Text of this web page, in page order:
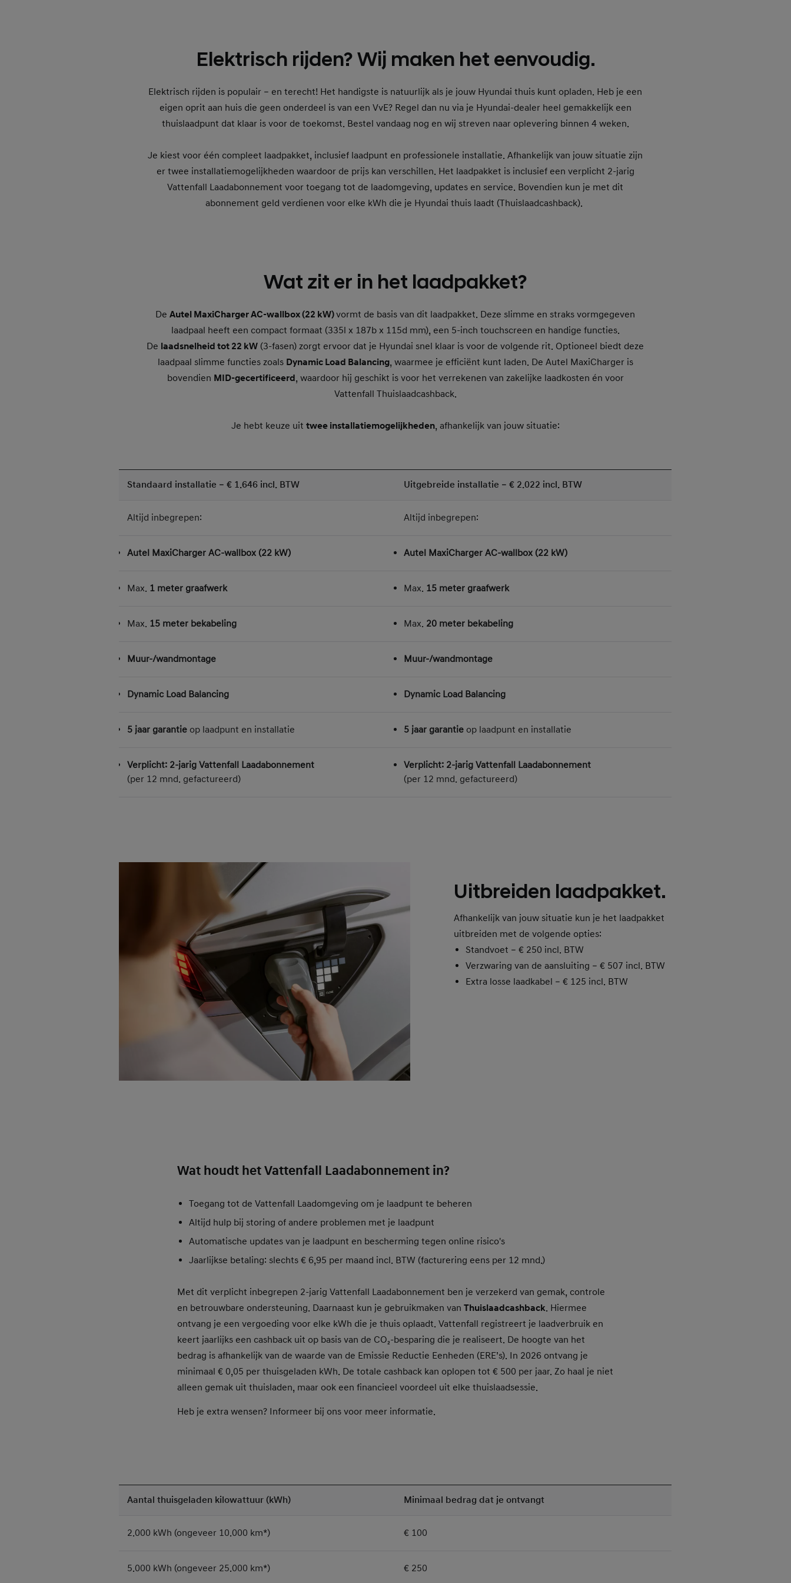
Elektrisch rijden? Wij maken het eenvoudig.
Elektrisch rijden is populair – en terecht! Het handigste is natuurlijk als je jouw Hyundai thuis kunt opladen. Heb je een
eigen oprit aan huis die geen onderdeel is van een VvE? Regel dan nu via je Hyundai-dealer heel gemakkelijk een
thuislaadpunt dat klaar is voor de toekomst. Bestel vandaag nog en wij streven naar oplevering binnen 4 weken.
Je kiest voor één compleet laadpakket, inclusief laadpunt en professionele installatie. Afhankelijk van jouw situatie zijn
er twee installatiemogelijkheden waardoor de prijs kan verschillen. Het laadpakket is inclusief een verplicht 2-jarig
Vattenfall Laadabonnement voor toegang tot de laadomgeving, updates en service. Bovendien kun je met dit
abonnement geld verdienen voor elke kWh die je Hyundai thuis laadt (Thuislaadcashback).
Wat zit er in het laadpakket?
DeAutel MaxiCharger AC-wallbox (22 kW)vormt de basis van dit laadpakket. Deze slimme en straks vormgegeven
laadpaal heeft een compact formaat (335l x 187b x 115d mm), een 5-inch touchscreen en handige functies.
De laadsnelheid tot 22 kW (3-fasen) zorgt ervoor dat je Hyundai snel klaar is voor de volgende rit. Optioneel biedt deze
laadpaal slimme functies zoals Dynamic Load Balancing, waarmee je efficiënt kunt laden. De Autel MaxiCharger is
bovendien MID-gecertificeerd, waardoor hij geschikt is voor het verrekenen van zakelijke laadkosten én voor
Vattenfall Thuislaadcashback.
Je hebt keuze uit twee installatiemogelijkheden, afhankelijk van jouw situatie:
Standaard installatie – € 1.646 incl. BTW Uitgebreide installatie – € 2.022 incl. BTW
Altijd inbegrepen: Altijd inbegrepen:
Autel MaxiCharger AC-wallbox (22 kW) Autel MaxiCharger AC-wallbox (22 kW)
Max. 1 meter graafwerk Max. 15 meter graafwerk
Max. 15 meter bekabeling Max. 20 meter bekabeling
Muur-/wandmontage Muur-/wandmontage
Dynamic Load Balancing Dynamic Load Balancing
5 jaar garantie op laadpunt en installatie 5 jaar garantie op laadpunt en installatie
Verplicht: 2-jarig Vattenfall Laadabonnement
(per 12 mnd. gefactureerd)
Verplicht: 2-jarig Vattenfall Laadabonnement
(per 12 mnd. gefactureerd)
Uitbreiden laadpakket.
Afhankelijk van jouw situatie kun je het laadpakket
uitbreiden met de volgende opties:
Standvoet – € 250 incl. BTW
Verzwaring van de aansluiting – € 507 incl. BTW
Extra losse laadkabel – € 125 incl. BTW
Wat houdt het Vattenfall Laadabonnement in?
Toegang tot de Vattenfall Laadomgeving om je laadpunt te beheren
Altijd hulp bij storing of andere problemen met je laadpunt
Automatische updates van je laadpunt en bescherming tegen online risico's
Jaarlijkse betaling: slechts € 6,95 per maand incl. BTW (facturering eens per 12 mnd.)
Met dit verplicht inbegrepen 2-jarig Vattenfall Laadabonnement ben je verzekerd van gemak, controle
en betrouwbare ondersteuning. Daarnaast kun je gebruikmaken vanThuislaadcashback. Hiermee
ontvang je een vergoeding voor elke kWh die je thuis oplaadt. Vattenfall registreert je laadverbruik en
keert jaarlijks een cashback uit op basis van de CO₂‑besparing die je realiseert. De hoogte van het
bedrag is afhankelijk van de waarde van de Emissie Reductie Eenheden (ERE’s). In 2026 ontvang je
minimaal € 0,05 per thuisgeladen kWh. De totale cashback kan oplopen tot € 500 per jaar. Zo haal je niet
alleen gemak uit thuisladen, maar ook een financieel voordeel uit elke thuislaadsessie.
Heb je extra wensen? Informeer bij ons voor meer informatie.
Aantal thuisgeladen kilowattuur (kWh) Minimaal bedrag dat je ontvangt
2.000 kWh (ongeveer 10.000 km*) € 100
5.000 kWh (ongeveer 25.000 km*) € 250